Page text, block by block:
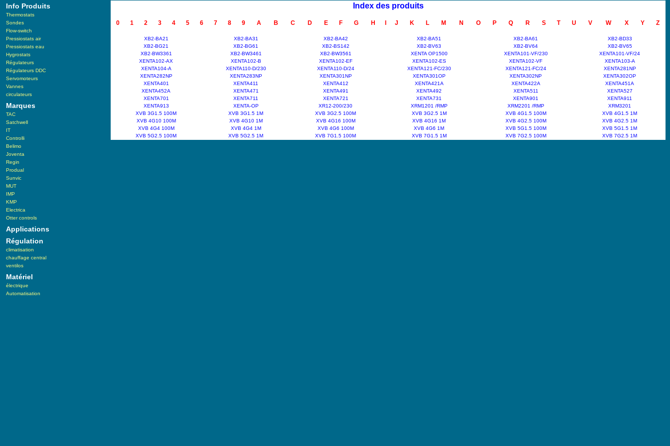
Info Produits
Thermostats
Sondes
Flow-switch
Pressiostats air
Pressiostats eau
Hygrostats
Régulateurs
Régulateurs DDC
Servomoteurs
Vannes
circulateurs
Marques
TAC
Satchwell
IT
Controlli
Belimo
Joventa
Regin
Produal
Sunvic
MUT
IMP
KMP
Electrica
Otter controls
Applications
Régulation
climatisation
chauffage central
ventilos
Matériel
électrique
Automatisation
Index des produits
0 1 2 3 4 5 6 7 8 9 A B C D E F G H J K L M N O P Q R S T U V W X Y Z
XB2-BA21 XB2-BA31 XB2-BA42 XB2-BA51 XB2-BA61
XB2-BD33
XB2-BG21
XB2-BG61 XB2-BS142 XB2-BV63 XB2-BV64
XB2-BV65
XB2-BW3361
XB2-BW3461 XB2-BW3561 XENTA OP1500 XENTA101-VF/230
XENTA101-VF/24
XENTA102-AX
XENTA102-B XENTA102-EF XENTA102-ES XENTA102-VF
XENTA103-A
XENTA104-A
XENTA110-D/230 XENTA110-D/24 XENTA121-FC/230 XENTA121-FC/24
XENTA281NP
XENTA282NP
XENTA283NP XENTA301NP XENTA301OP XENTA302NP
XENTA302OP
XENTA401
XENTA411 XENTA412 XENTA421A XENTA422A
XENTA451A
XENTA452A
XENTA471 XENTA491 XENTA492 XENTA511
XENTA527
XENTA701
XENTA711 XENTA721 XENTA731 XENTA901
XENTA911
XENTA913
XENTA-OP XR12-200/230 XRM1201 /RMP XRM2201 /RMP
XRM3201
XVB 3G1.5 100M
XVB 3G1.5 1M XVB 3G2.5 100M XVB 3G2.5 1M XVB 4G1.5 100M
XVB 4G1.5 1M
XVB 4G10 100M
XVB 4G10 1M XVB 4G16 100M XVB 4G16 1M XVB 4G2.5 100M
XVB 4G2.5 1M
XVB 4G4 100M
XVB 4G4 1M XVB 4G6 100M XVB 4G6 1M XVB 5G1.5 100M
XVB 5G1.5 1M
XVB 5G2.5 100M
XVB 5G2.5 1M XVB 7G1.5 100M XVB 7G1.5 1M XVB 7G2.5 100M XVB 7G2.5 1M